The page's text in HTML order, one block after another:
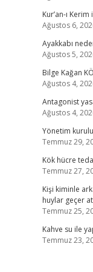
Kur’an-ı
Ağustos 6,
Ayakkabı
Ağustos 5,
Bilge Kağan
Ağustos 4,
Antagonist
Ağustos 4,
Yönetim
Temmuz 29,
Kök hücre
Temmuz 27,
Kişi kiminle
huylar geçer
Temmuz 25,
Kahve su ile
Temmuz 23,